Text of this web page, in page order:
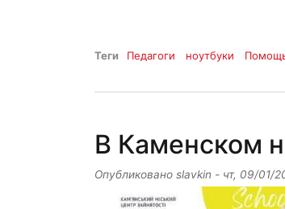
Теги Педагоги ноутбуки
В Каменском
Опубликовано slavkin - чт, 09/01/